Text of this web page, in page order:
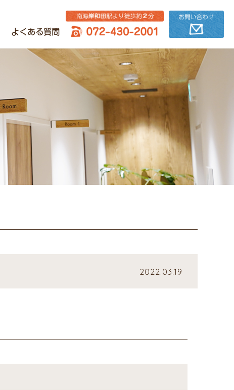
よくある質問
2022.03.19